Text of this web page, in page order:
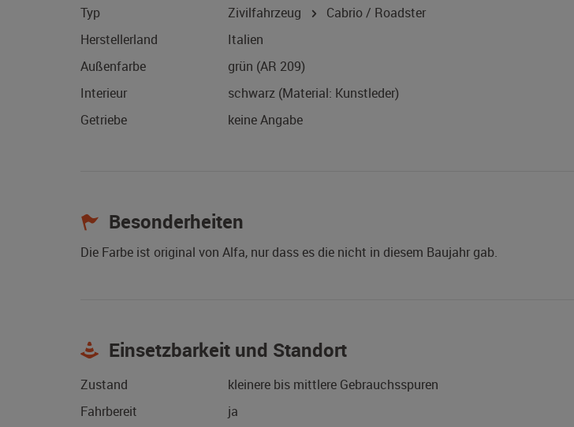
Typ
Zivilfahrzeug
Cabrio / Roadster
Herstellerland
Italien
Außenfarbe
grün (AR 209)
Interieur
schwarz (Material: Kunstleder)
Getriebe
keine Angabe
Besonderheiten
Die Farbe ist original von Alfa, nur dass es die nicht in diesem Baujahr gab.
Einsetzbarkeit und Standort
Zustand
kleinere bis mittlere Gebrauchsspuren
Fahrbereit
ja